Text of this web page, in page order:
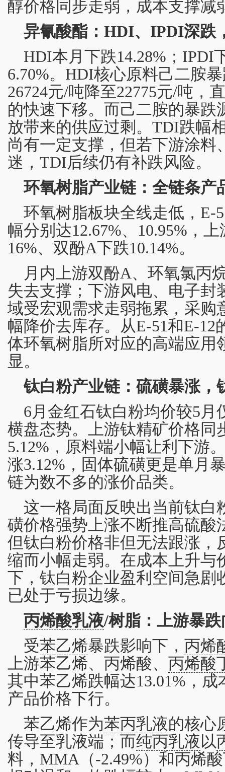
醇价格同步走弱，成本支撑减
异氰酸酯：HDI、IPDI深跌
HDI本月下跌14.28%；IPDI
6.70%。HDI核心原料己二胺
26724元/吨降至22775元/吨，
的快速下移。而己二胺的暴跌
放带来的供应过剩。TDI跌幅
尚有一定支撑，但若下游涂料
迷，TDI后续仍有补跌风险。
环氧树脂产业链：全链条产
环氧树脂板块全线走低，E-
幅分别达12.67%、10.95%，
16%、双酚A下跌10.14%。
月内上游双酚A、环氧氯丙
失去支撑；下游风电、电子封
域受宏观需求走弱拖累，采购
幅降价去库存。从E-51和E-
体环氧树脂所对应的高端应用
显。
钛白粉产业链：硫磺暴涨，
6月金红石钛白粉均价较5月
横盘态势。上游钛精矿价格同
5.12%，原料端小幅让利下游
涨3.12%，固体硫磺更是单月
链为数不多的涨价品类。
这一格局面反映出当前钛白
磺价格强势上涨不断推高硫酸
但钛白粉价格非但无法跟涨，
缩而小幅走弱。在成本上升与
下，钛白粉企业盈利空间急剧
已处于亏损边缘。
丙烯酸乳液/树脂：上游暴
受苯乙烯暴跌影响下， 丙烯
上游苯乙烯、丙烯酸、 丙烯酸
其中苯乙烯跌幅达13.01%，
产品价格下行。
苯乙烯作为苯丙乳液的核心
传导至乳液端；而纯丙乳液以
料，MMA（-2.49%）和丙烯